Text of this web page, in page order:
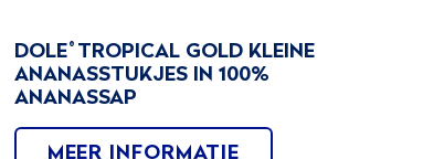
DOLE ®TROPICAL GOLD KLEINE
ANANASSTUKJES IN 100%
ANANASSAP
MEER INFORMATIE